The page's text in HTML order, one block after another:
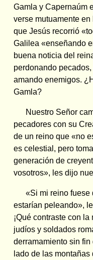
Gamla y Capernaúm
verse mutuamente
que Jesús recorrió
Galilea «enseñando
buena noticia del
perdonando
amando enemigos.
Gamla?
Nuestro Señor
pecadores con su
de un reino que «no
es celestial, pero
generación de
vosotros», les dijo
«Si mi reino fuese
estarían peleando»,
¡Qué contraste con
judíos y soldados
derramamiento sin
lado de las